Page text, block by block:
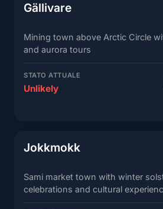
Gällivare
Mining town above Arctic Circle
and aurora tours
STATO ATTUALE
Unlikely
Jokkmokk
Sami market town with winter
celebrations and cultural